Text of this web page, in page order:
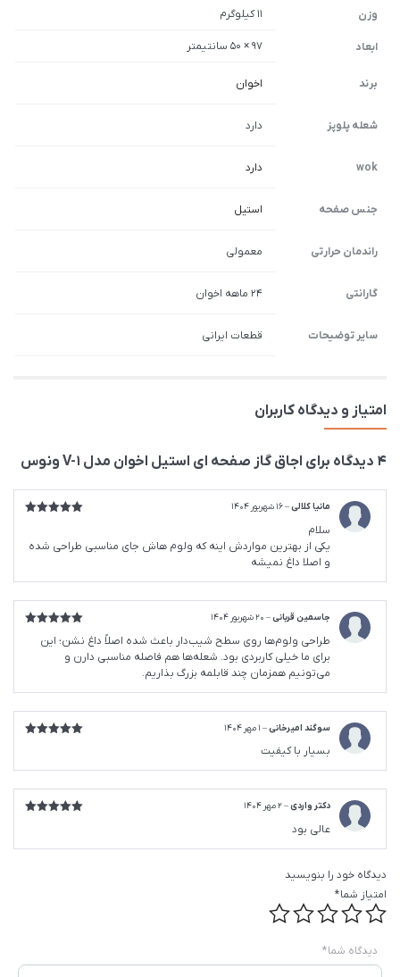
وزن 11 کیلوگرم
ابعاد 97 × 50 سانتیمتر
برند اخوان
شعله پلوپز دارد
wok دارد
جنس صفحه استیل
راندمان حرارتی معمولی
گارانتی ۲۴ ماهه اخوان
سایر توضیحات قطعات ایرانی
امتیاز و دیدگاه کاربران
4 دیدگاه برای اجاق گاز صفحه ای استیل اخوان مدل V-1 ونوس
مانیا کلالی–16 شهریور 1404
سلام
یکی از بهترین مواردش اینه که ولوم هاش جای مناسبی طراحی شده
و اصلا داغ نمیشه
5
جاسمین قربانی– 20 شهریور 1404
طراحی ولوم‌ها روی سطح شیب‌دار باعث شده اصلاً داغ نشن؛ این
برای ما خیلی کاربردی بود. شعله‌ها هم فاصله مناسبی دارن و
می‌تونیم همزمان چند قابلمه بزرگ بذاریم.
سوگند امیرخانی– 1 مهر 1404
بسیار با کیفیت
دکتر واردی–2 مهر 1404
عالی بود
دیدگاه خود را بنویسید
امتیاز شما*
دیدگاه شما*